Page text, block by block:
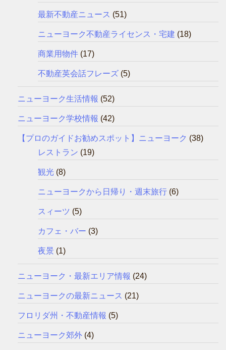
最新不動産ニュース (51)
ニューヨーク不動産ライセンス・宅建 (18)
商業用物件 (17)
不動産英会話フレーズ (5)
ニューヨーク生活情報 (52)
ニューヨーク学校情報 (42)
【プロのガイドお勧めスポット】ニューヨーク (38)
レストラン (19)
観光 (8)
ニューヨークから日帰り・週末旅行 (6)
スィーツ (5)
カフェ・バー (3)
夜景 (1)
ニューヨーク・最新エリア情報 (24)
ニューヨークの最新ニュース (21)
フロリダ州・不動産情報 (5)
ニューヨーク郊外 (4)